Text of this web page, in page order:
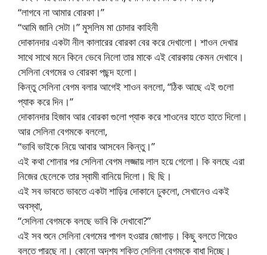
“লাগবে না আমার বোরকা।”
“আমি জানি সেটা।” মুসলিম মা চোদার কাহিনী
দোকানদার একটা নীল কালারের বোরকা বের করে দেখালো। শাওন দেখার
সাথে সাথে মনে কিনে ভেবে নিলো তার মাকে এই বোরকায় কেমন দেখাবে।
সেলিনা বেগমের ও বোরকা পছন্দ হলো।
কিন্তু সেলিনা বেগম বলার আগেই শাওন বললো, “ঠিক আছে এই গুলো
প্যাক করে দিন।”
দোকানদার হিজাব আর বোরকা গুলো প্যাক করে শাওনের হাতে হাতে দিলো।
আর সেলিনা বেগমকে বললো,
“ভাবি ভাইকে নিয়ে আবার আসবেন কিন্তু।”
এই কথা শোনার পর সেলিনা বেগম লজ্জায় লাল হয়ে গেলো। কি বলছে এরা
নিজের ছেলেকে তার স্বামী বানিয়ে দিলো। ছি ছি।
এই সব ভাবতে ভাবতে একটা শাড়ির দোকানে ঢুকলো, সেখানেও একই
অবস্থা,
“সেলিনা বেগমকে বলছে ভাবি কি দেখাবো?”
এই সব শুনে সেলিনা বেগমের পাগল হওয়ার জোগাড়। কিছু বলতে গিয়েও
বলতে পারছে না। কোনো অদৃশ্য শক্তি সেলিনা বেগমকে বাধা দিচ্ছে।